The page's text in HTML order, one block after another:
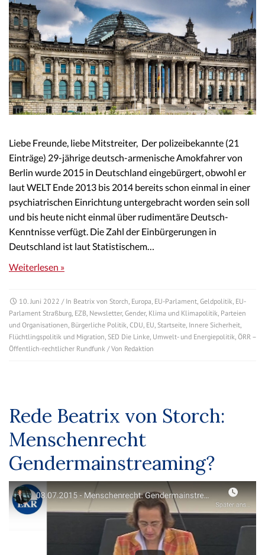
Liebe Freunde, liebe Mitstreiter, Der polizeibekannte (21
Einträge) 29-jährige deutsch-armenische Amokfahrer von
Berlin wurde 2015 in Deutschland eingebürgert, obwohl er
laut WELT Ende 2013 bis 2014 bereits schon einmal in einer
psychiatrischen Einrichtung untergebracht worden sein soll
und bis heute nicht einmal über rudimentäre Deutsch-
Kenntnisse verfügt. Die Zahl der Einbürgerungen in
Deutschland ist laut Statistischem…
Weiterlesen »
10. Juni 2022 / In Beatrix von Storch, Europa, EU-Parlament, Geldpolitik, EU-
Parlament Straßburg, EZB, Newsletter, Gender, Klima und Klimapolitik, Parteien
und Organisationen, Bürgerliche Politik, CDU, EU, Startseite, Innere Sicherheit,
Flüchtlingspolitik und Migration, SED Die Linke, Umwelt- und Energiepolitik, ÖRR –
Öffentlich-rechtlicher Rundfunk / Von Redaktion
Rede Beatrix von Storch:
Menschenrecht
Gendermainstreaming?